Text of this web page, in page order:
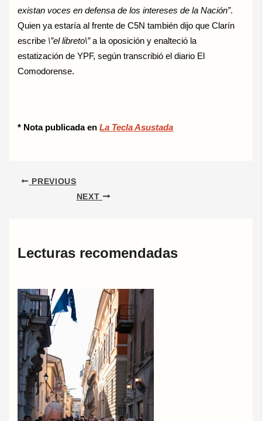
existan voces en defensa de los intereses de la Nación”.
Quien ya estaría al frente de C5N también dijo que Clarín
escribe \”el libreto\”a la oposición y enalteció la
estatización de YPF, según transcribió el diario El
Comodorense.
* Nota publicada enLa Tecla Asustada
PREVIOUS
NEXT
Lecturas recomendadas